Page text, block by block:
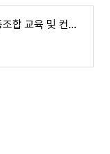
2025년 과학기술인 협동조합 교육 및 컨설팅 참여 신청